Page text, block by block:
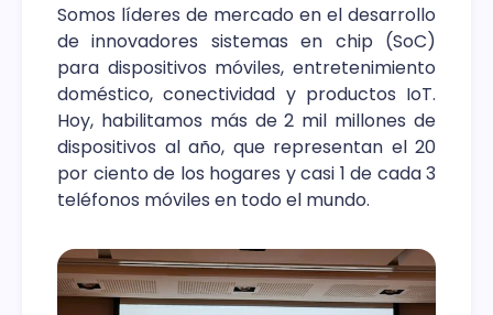
Somos líderes de mercado en el desarrollo
de innovadores sistemas en chip (SoC)
para dispositivos móviles, entretenimiento
doméstico, conectividad y productos IoT.
Hoy, habilitamos más de 2 mil millones de
dispositivos al año, que representan el 20
por ciento de los hogares y casi 1 de cada 3
teléfonos móviles en todo el mundo.